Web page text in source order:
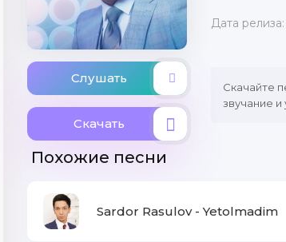
Слушать
Скачать
Дата релиза:
Скачайте
звучание и
Похожие песни
Sardor Rasulov - Yetolmadim